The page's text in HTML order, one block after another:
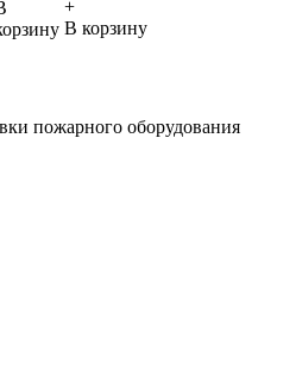
+
В корзину
пожарного оборудования